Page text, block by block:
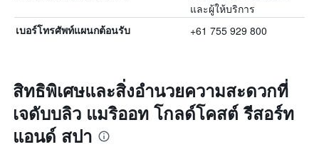
และผู้ให้บริการ
เบอร์โทรศัพท์แผนกต้อนรับ +61 755 929 800
สิทธิพิเศษและสิ่งอำนวยความสะดวกที่
เจดับบลิว แมริออท โกลด์โคสต์ รีสอร์ท
แอนด์ สปา